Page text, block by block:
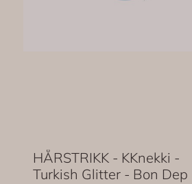
HÅRSTRIKK - KKnekki -
Turkish Glitter - Bon Dep